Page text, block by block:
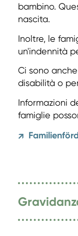
bambino.
nascita.
Inoltre, le
un'indennità
Ci sono
disabilità o
Informazioni
famiglie
↗